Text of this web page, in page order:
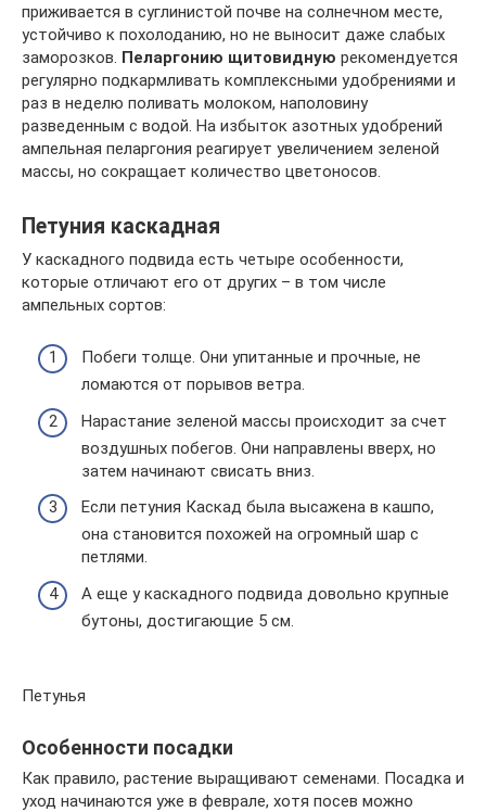
приживается в суглинистой почве на солнечном месте,
устойчиво к похолоданию, но не выносит даже слабых
заморозков. Пеларгонию щитовидную рекомендуется
регулярно подкармливать комплексными удобрениями и
раз в неделю поливать молоком, наполовину
разведенным с водой. На избыток азотных удобрений
ампельная пеларгония реагирует увеличением зеленой
массы, но сокращает количество цветоносов.
Петуния каскадная
У каскадного подвида есть четыре особенности,
которые отличают его от других – в том числе
ампельных сортов:
Побеги толще. Они упитанные и прочные, не
ломаются от порывов ветра.
Нарастание зеленой массы происходит за счет
воздушных побегов. Они направлены вверх, но
затем начинают свисать вниз.
Если петуния Каскад была высажена в кашпо,
она становится похожей на огромный шар с
петлями.
А еще у каскадного подвида довольно крупные
бутоны, достигающие 5 см.
Петунья
Особенности посадки
Как правило, растение выращивают семенами. Посадка и
уход начинаются уже в феврале, хотя посев можно